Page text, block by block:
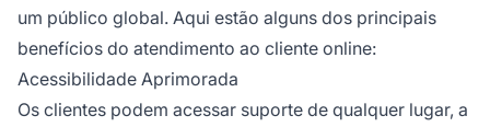
um público global. Aqui estão alguns dos principais
benefícios do atendimento ao cliente online:
Acessibilidade Aprimorada
Os clientes podem acessar suporte de qualquer lugar, a